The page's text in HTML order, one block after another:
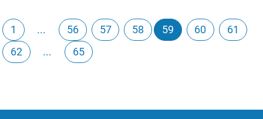
1 ... 56 57 58 59 60
61
62
... 65